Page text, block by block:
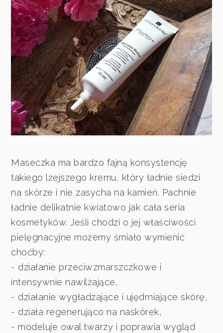
Maseczka ma bardzo fajną konsystencję
takiego lżejszego kremu, który ładnie siedzi
na skórze i nie zasycha na kamień. Pachnie
ładnie delikatnie kwiatowo jak cała seria
kosmetyków. Jeśli chodzi o jej właściwości
pielęgnacyjne możemy śmiało wymienić
choćby:
- działanie przeciwzmarszczkowe i
intensywnie nawilżające,
- działanie wygładzające i ujędrniające skórę,
- działa regenerująco na naskórek,
- modeluje owal twarzy i poprawia wygląd